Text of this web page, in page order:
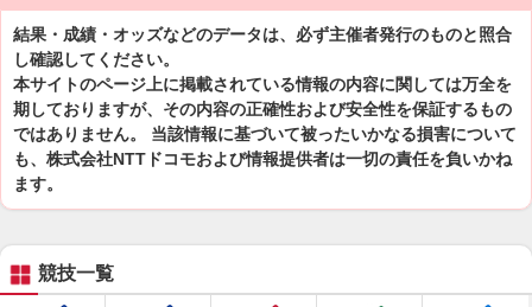
結果・成績・オッズなどのデータは、必ず主催者発行のものと照合
し確認してください。
本サイトのページ上に掲載されている情報の内容に関しては万全を
期しておりますが、その内容の正確性および安全性を保証するもの
ではありません。 当該情報に基づいて被ったいかなる損害について
も、株式会社NTTドコモおよび情報提供者は一切の責任を負いかね
ます。
競技一覧